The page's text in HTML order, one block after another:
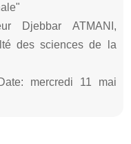
Djebbar ATMANI,
des sciences de la
mercredi 11 mai